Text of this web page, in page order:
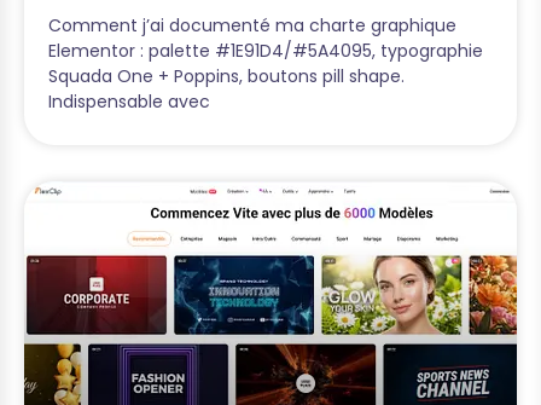
Comment j’ai documenté ma charte graphique
Elementor : palette #1E91D4/#5A4095, typographie
Squada One + Poppins, boutons pill shape.
Indispensable avec